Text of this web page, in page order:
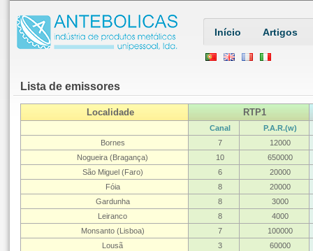
Início Artigos
Lista de emissores
Localidade RTP1
Canal
P.A.R.(w)
Bornes
7
12000
Nogueira (Bragança)
10
650000
São Miguel (Faro)
6
20000
Fóia
8
20000
Gardunha
8
3000
Leiranco
8
4000
Monsanto (Lisboa)
7
100000
Lousã
3
60000